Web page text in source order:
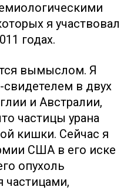
я участвовал
годах.
вымыслом. Я
в двух
и Австралии,
частицы урана
кишки. Сейчас я
США в его иске
опухоль
частицами,